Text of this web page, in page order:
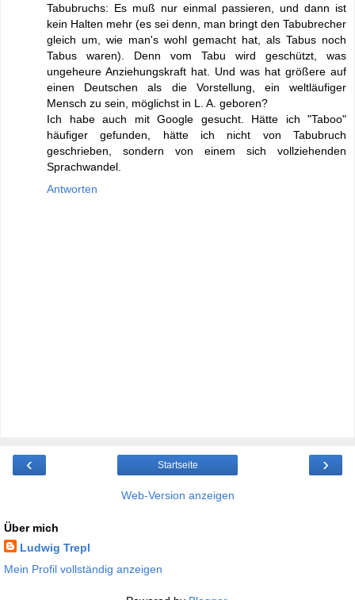
Tabubruchs: Es muß nur einmal passieren, und dann ist
kein Halten mehr (es sei denn, man bringt den Tabubrecher
gleich um, wie man's wohl gemacht hat, als Tabus noch
Tabus waren). Denn vom Tabu wird geschützt, was
ungeheure Anziehungskraft hat. Und was hat größere auf
einen Deutschen als die Vorstellung, ein weltläufiger
Mensch zu sein, möglichst in L. A. geboren?
Ich habe auch mit Google gesucht. Hätte ich "Taboo"
häufiger gefunden, hätte ich nicht von Tabubruch
geschrieben, sondern von einem sich vollziehenden
Sprachwandel.
Antworten
‹ ›
Startseite
Web-Version anzeigen
Über mich
Ludwig Trepl
Mein Profil vollständig anzeigen